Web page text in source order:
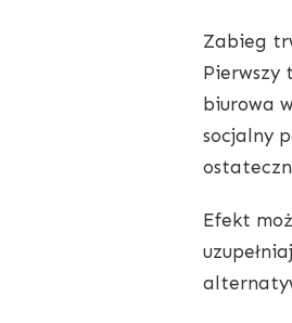
Zabieg
Pierwszy
biurowa
socjalny
Efekt